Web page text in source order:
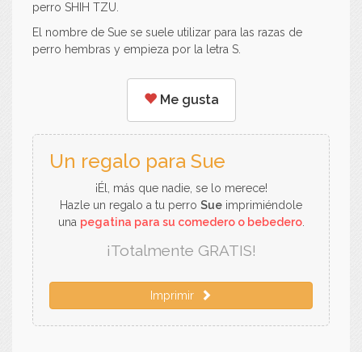
perro SHIH TZU.
El nombre de Sue se suele utilizar para las razas de
perro hembras y empieza por la letra S.
Me gusta
Un regalo para Sue
¡Él, más que nadie, se lo merece!
Hazle un regalo a tu perro Sue imprimiéndole
una pegatina para su comedero o bebedero.
¡Totalmente GRATIS!
Imprimir